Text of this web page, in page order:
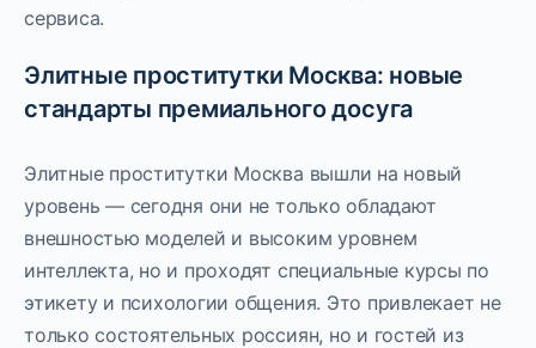
сервиса.
Элитные проститутки Москва: новые
стандарты премиального досуга
Элитные проститутки Москва вышли на новый
уровень — сегодня они не только обладают
внешностью моделей и высоким уровнем
интеллекта, но и проходят специальные курсы по
этикету и психологии общения. Это привлекает не
только состоятельных россиян, но и гостей из